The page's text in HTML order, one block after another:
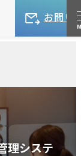
お問い
理システ